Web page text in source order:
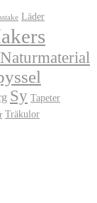
Läder
Naturmaterial
Sy Tapeter
Träkulor